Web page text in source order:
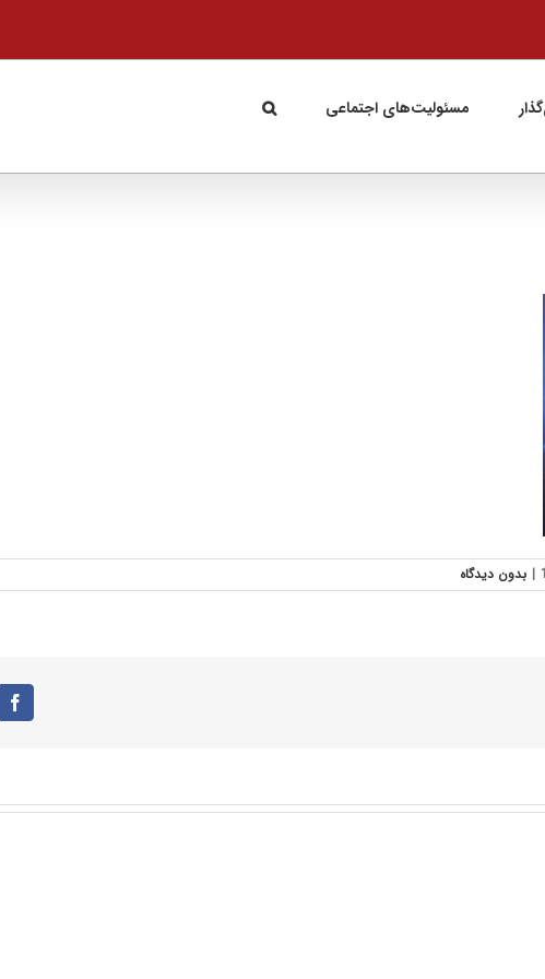
مسئولیت‌های اجتماعی
| بدون ديدگاه